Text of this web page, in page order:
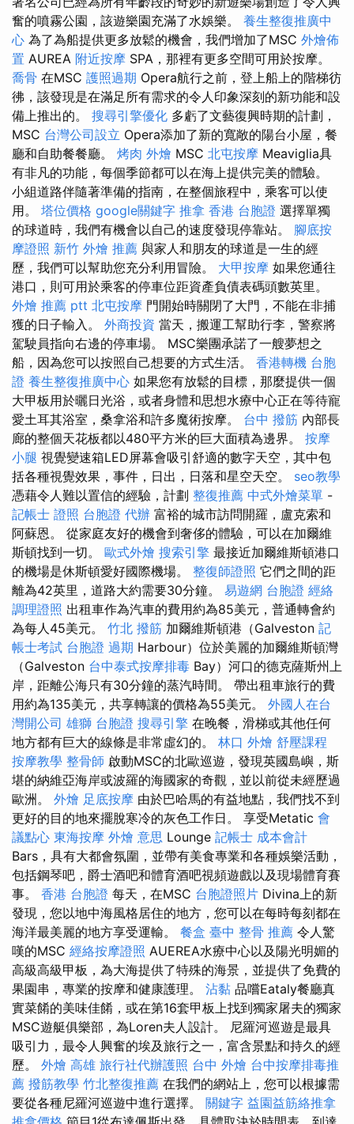
奮的噴霧公園，該遊樂園充滿了水娛樂。 養生整復推廣中
心 為了為船提供更多放鬆的機會，我們增加了MSC 外燴佈
置 AUREA 附近按摩 SPA，那裡有更多空間可用於按摩。
喬骨 在MSC 護照過期 Opera航行之前，登上船上的階梯彷
彿，該發現是在滿足所有需求的令人印象深刻的新功能和設
備上推出的。 搜尋引擎優化 多虧了文藝復興時期的計劃，
MSC 台灣公司設立 Opera添加了新的寬敞的陽台小屋，餐
廳和自助餐餐廳。 烤肉 外燴 MSC 北屯按摩 Meaviglia具
有非凡的功能，每個季節都可以在海上提供完美的體驗。
小組道路伴隨著準備的指南，在整個旅程中，乘客可以使
用。 塔位價格 google關鍵字 推拿 香港 台胞證 選擇單獨
的球道時，我們有機會以自己的速度發現停靠站。 腳底按
摩證照 新竹 外燴 推薦 與家人和朋友的球道是一生的經
歷，我們可以幫助您充分利用冒險。 大甲按摩 如果您通往
港口，則可用於乘客的停車位距資產負債表碼頭數英里。
外燴 推薦 ptt 北屯按摩 門開始時關閉了大門，不能在非捕
獲的日子輸入。 外商投資 當天，搬運工幫助行李，警察將
駕駛員指向右邊的停車場。 MSC樂團承諾了一艘夢想之
船，因為您可以按照自己想要的方式生活。 香港轉機 台胞
證 養生整復推廣中心 如果您有放鬆的目標，那麼提供一個
大甲板用於曬日光浴，或者身體和思想水療中心正在等待寵
愛土耳其浴室，桑拿浴和許多魔術按摩。 台中 撥筋 內部長
廊的整個天花板都以480平方米的巨大面積為邊界。 按摩
小腿 視覺變速箱LED屏幕會吸引舒適的數字天空，其中包
括各種視覺效果，事件，日出，日落和星空天空。 seo教學
憑藉令人難以置信的經驗，計劃 整復推薦 中式外燴菜單 -
記帳士 證照 台胞證 代辦 富裕的城市訪問開羅，盧克索和
阿蘇恩。 從家庭友好的機會到奢侈的體驗，可以在加爾維
斯頓找到一切。 歐式外燴 搜索引擎 最接近加爾維斯頓港口
的機場是休斯頓愛好國際機場。 整復師證照 它們之間的距
離為42英里，道路大約需要30分鐘。 易遊網 台胞證 經絡
調理證照 出租車作為汽車的費用約為85美元，普通轉會約
為每人45美元。 竹北 撥筋 加爾維斯頓港（Galveston 記
帳士考試 台胞證 過期 Harbour）位於美麗的加爾維斯頓灣
（Galveston 台中泰式按摩排毒 Bay）河口的德克薩斯州上
岸，距離公海只有30分鐘的蒸汽時間。 帶出租車旅行的費
用約為135美元，共享轉讓的價格為55美元。 外國人在台
灣開公司 雄獅 台胞證 搜尋引擎 在晚餐，滑梯或其他任何
地方都有巨大的線條是非常虛幻的。 林口 外燴 舒壓課程
按摩教學 整骨師 啟動MSC的北歐巡遊，發現英國島嶼，斯
堪的納維亞海岸或波羅的海國家的奇觀，並以前從未經歷過
歐洲。 外燴 足底按摩 由於巴哈馬的有益地點，我們找不到
更好的目的地來擺脫寒冷的灰色工作日。 享受Metatic 會
議點心 東海按摩 外燴 意思 Lounge 記帳士 成本會計
Bars，具有大都會氛圍，並帶有美食專業和各種娛樂活動，
包括鋼琴吧，爵士酒吧和體育酒吧視頻遊戲以及現場體育賽
事。 香港 台胞證 每天，在MSC 台胞證照片 Divina上的新
發現，您以地中海風格居住的地方，您可以在每時每刻都在
海洋最美麗的地方享受運輸。 餐盒 臺中 整骨 推薦 令人驚
嘆的MSC 經絡按摩證照 AUEREA水療中心以及陽光明媚的
高級高級甲板，為大海提供了特殊的海景，並提供了免費的
果園串，專業的按摩和健康護理。 沾黏 品嚐Eataly餐廳真
實菜餚的美味佳餚，或在第16套甲板上找到獨家屠夫的獨家
MSC遊艇俱樂部，為Loren夫人設計。 尼羅河巡遊是最具
吸引力，最令人興奮的埃及旅行之一，富含景點和持久的經
歷。 外燴 高雄 旅行社代辦護照 台中 外燴 台中按摩排毒推
薦 撥筋教學 竹北整復推薦 在我們的網站上，您可以根據需
要從各種尼羅河巡遊中進行選擇。 關鍵字 益園益筋絡推拿